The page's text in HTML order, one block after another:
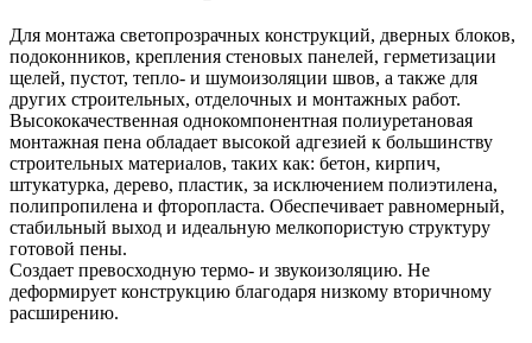
Для монтажа светопрозрачных конструкций, дверных блоков,
подоконников, крепления стеновых панелей, герметизации
щелей, пустот, тепло- и шумоизоляции швов, а также для
других строительных, отделочных и монтажных работ.
Высококачественная однокомпонентная полиуретановая
монтажная пена обладает высокой адгезией к большинству
строительных материалов, таких как: бетон, кирпич,
штукатурка, дерево, пластик, за исключением полиэтилена,
полипропилена и фторопласта. Обеспечивает равномерный,
стабильный выход и идеальную мелкопористую структуру
готовой пены.
Создает превосходную термо- и звукоизоляцию. Не
деформирует конструкцию благодаря низкому вторичному
расширению.